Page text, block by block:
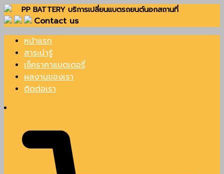
Skip
to
content
PP BATTERY บริการเปลี่ยนแบตรถยนต์นอกสถานที่
Contact us
PP Battery
หน้าแรก
สาระน่ารู้
เช็คราคาแบตเตอรี่
ผลงานของเรา
ติดต่อเรา